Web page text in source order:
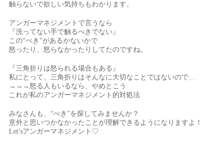
触らないで欲しい気持ちもわかります。
アンガーマネジメントで言うなら
『洗ってない手で触るべきでない』
この“べき”があるかないかで
怒ったり、怒らなかったりしてたのですね。
『三角折りは怒られる場合もある』
私にとって、三角折りはそんなに大切なことではないので…
→→→怒る人もいるなら、やめとこう
これが私のアンガーマネジメント的対処法
みなさんも、“べき”を探してみませんか？
意外と思いつかなかったことが理解できるようになりますよ！
Let’sアンガーマネジメント♡